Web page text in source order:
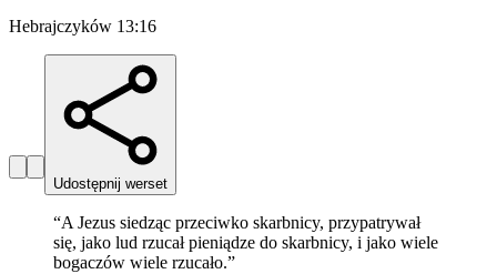
Hebrajczyków 13:16
Udostępnij werset
“A Jezus siedząc przeciwko skarbnicy, przypatrywał
się, jako lud rzucał pieniądze do skarbnicy, i jako wiele
bogaczów wiele rzucało.”